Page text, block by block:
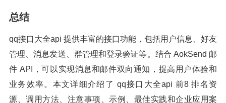
总结
qq接口大全api 提供丰富的接口功能，包括用户信息、好友
管理、消息发送、群管理和登录验证等。结合 AokSend 邮
件 API，可以实现消息和邮件双向通知，提高用户体验和
业务效率。本文详细介绍了 qq接口大全api 前8 排名资
源、调用方法、注意事项、示例、最佳实践和企业应用案